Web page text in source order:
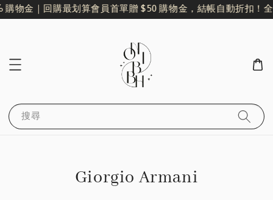
物金｜回購最划算會員首單贈 $50 購物金，結帳自動折扣！
搜尋
Giorgio Armani